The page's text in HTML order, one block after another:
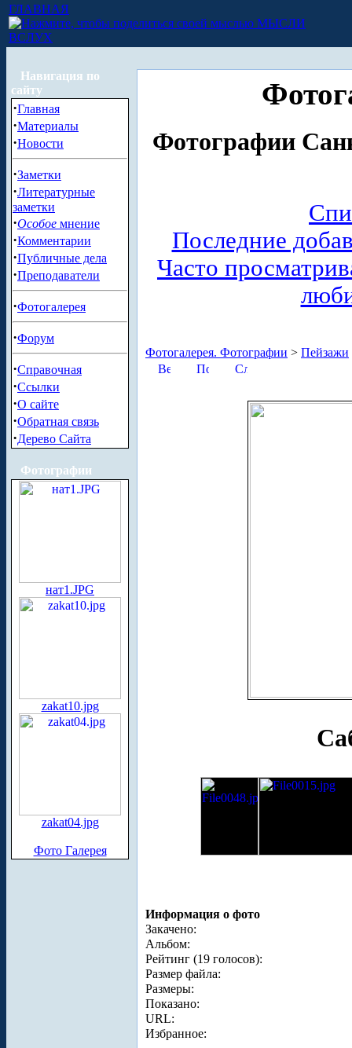
ГЛАВНАЯ
МЫСЛИ
ВСЛУХ
Навигация по
сайту
·Главная
·Материалы
·Новости
·Заметки
·Литературные
заметки
·Особое мнение
·Комментарии
·Публичные дела
·Преподаватели
·Фотогалерея
·Форум
·Справочная
·Ссылки
·О сайте
·Обратная связь
·Дерево Сайта
Фотографии
нат1.JPG
zakat10.jpg
zakat04.jpg
Фото Галерея
Фотографии
Последние
Часто
Фотогалерея. Фотографии > Пейзажи
Информация о фото
Закачено:
Альбом:
Рейтинг (19 голосов):
Размер файла:
Размеры:
Показано:
URL:
Избранное: